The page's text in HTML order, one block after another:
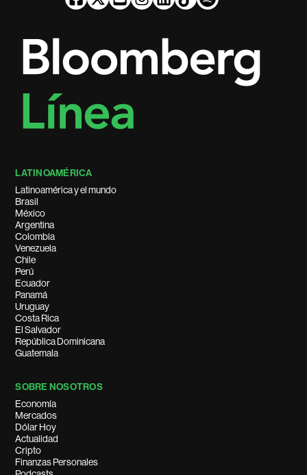
LATINOAMÉRICA
Latinoamérica y el mundo
Brasil
México
Argentina
Colombia
Venezuela
Chile
Perú
Ecuador
Panamá
Uruguay
Costa Rica
El Salvador
República Dominicana
Guatemala
SOBRE NOSOTROS
Economía
Mercados
Dólar Hoy
Actualidad
Cripto
Finanzas Personales